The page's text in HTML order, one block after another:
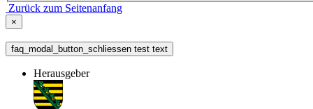
Zurück zum Seitenanfang
×
faq_modal_button_schliessen test text
Herausgeber